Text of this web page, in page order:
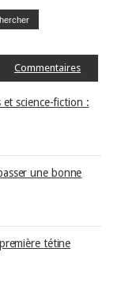
Commentaires
science-fiction :
une bonne
tétine